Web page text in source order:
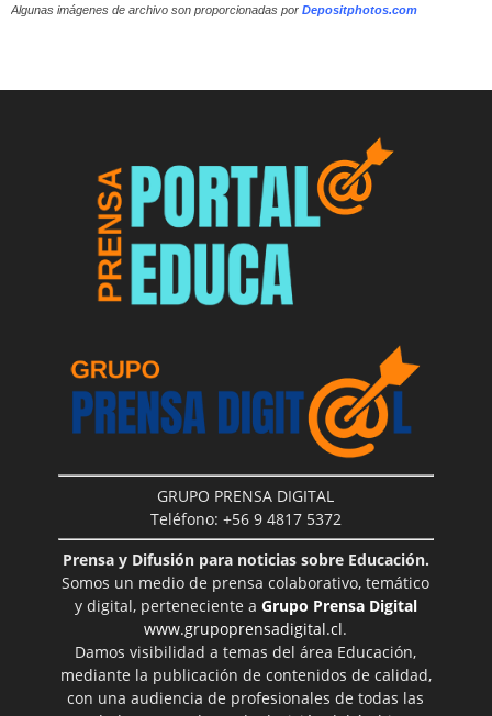
Algunas imágenes de archivo son proporcionadas por Depositphotos.com
GRUPO PRENSA DIGITAL
Teléfono: +56 9 4817 5372
Prensa y Difusión para noticias sobre Educación.
Somos un medio de prensa colaborativo, temático
y digital, perteneciente a Grupo Prensa Digital
www.grupoprensadigital.cl.
Damos visibilidad a temas del área Educación,
mediante la publicación de contenidos de calidad,
con una audiencia de profesionales de todas las